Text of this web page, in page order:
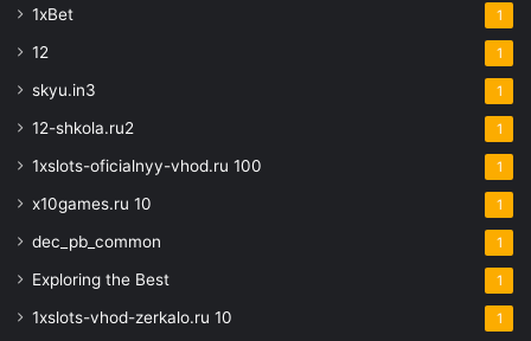
1xBet 1
12 1
skyu.in3 1
12-shkola.ru2 1
1xslots-oficialnyy-vhod.ru 100 1
x10games.ru 10 1
dec_pb_common 1
Exploring the Best 1
1xslots-vhod-zerkalo.ru 10 1